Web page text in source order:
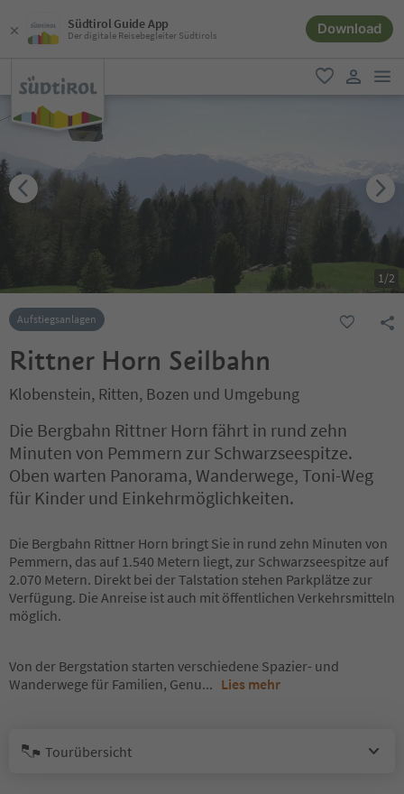
Südtirol Guide App
Der digitale Reisebegleiter Südtirols Download
favorit
user link
1/2
Aufstiegsanlagen
Rittner Horn Seilbahn
Klobenstein, Ritten, Bozen und Umgebung
Die Bergbahn Rittner Horn fährt in rund zehn
Minuten von Pemmern zur Schwarzseespitze.
Oben warten Panorama, Wanderwege, Toni-Weg
für Kinder und Einkehrmöglichkeiten.
Die Bergbahn Rittner Horn bringt Sie in rund zehn Minuten von
Pemmern, das auf 1.540 Metern liegt, zur Schwarzseespitze auf
2.070 Metern. Direkt bei der Talstation stehen Parkplätze zur
Verfügung. Die Anreise ist auch mit öffentlichen Verkehrsmitteln
möglich.
Von der Bergstation starten verschiedene Spazier- und
Wanderwege für Familien, Genu... Lies mehr
Tourübersicht